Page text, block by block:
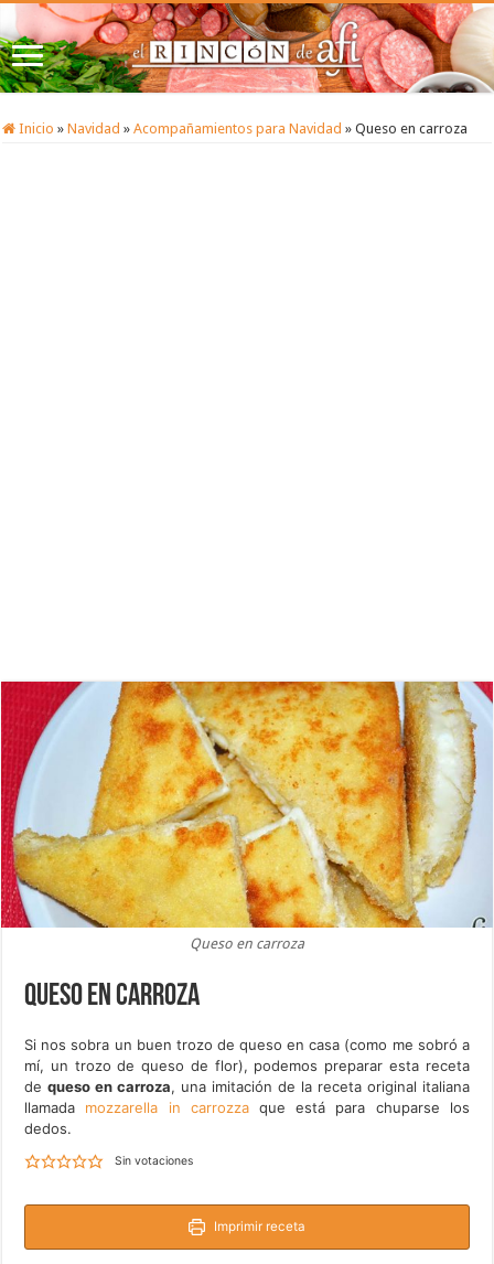
Inicio » Navidad » Acompañamientos para Navidad » Queso en carroza
Queso en carroza
Queso en carroza
Si nos sobra un buen trozo de queso en casa (como me sobró a
mí, un trozo de queso de flor), podemos preparar esta receta
dequeso en carroza, una imitación de la receta original italiana
llamada mozzarella in carrozzaque está para chuparse los
dedos.
Sin votaciones
Imprimir receta